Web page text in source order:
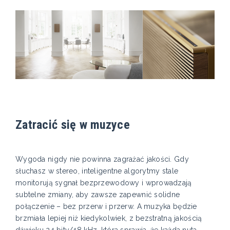
Zatracić się w muzyce
Wygoda nigdy nie powinna zagrażać jakości. Gdy
słuchasz w stereo, inteligentne algorytmy stale
monitorują sygnał bezprzewodowy i wprowadzają
subtelne zmiany, aby zawsze zapewnić solidne
połączenie – bez przerw i przerw. A muzyka będzie
brzmiała lepiej niż kiedykolwiek, z bezstratną jakością